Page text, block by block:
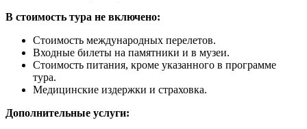
В стоимость тура не включено:
Стоимость международных перелетов.
Входные билеты на памятники и в музеи.
Стоимость питания, кроме указанного в программе
тура.
Медицинские издержки и страховка.
Дополнительные услуги: